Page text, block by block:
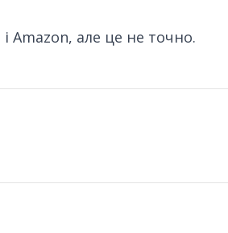
Amazon, але це не точно.